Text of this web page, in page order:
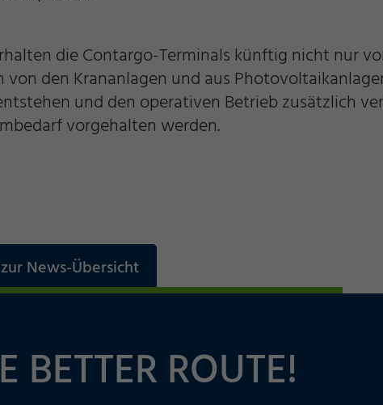
die Contargo-Terminals künftig nicht nur
von den Krananlagen und aus
und den operativen Betrieb zusätzlich
vorgehalten werden.
News-Übersicht
BETTER ROUTE!